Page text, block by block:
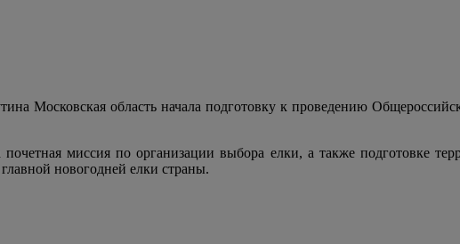
Московская область начала подготовку к проведению
почетная миссия по организации выбора елки, а также подготовке
новогодней елки страны.